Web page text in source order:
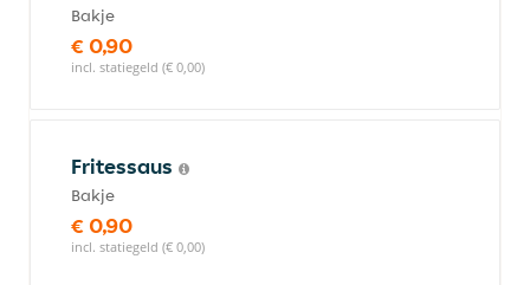
Bakje
€ 0,90
incl. statiegeld (€ 0,00)
Fritessaus
Bakje
€ 0,90
incl. statiegeld (€ 0,00)